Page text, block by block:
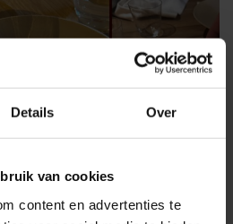
Details Over
van cookies
content en advertenties te